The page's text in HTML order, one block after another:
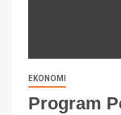
EKONOMI
Program